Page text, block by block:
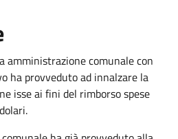
amministrazione comunale con
ha provveduto ad innalzare la
isse ai fini del rimborso spese